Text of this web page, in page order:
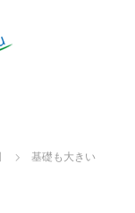
基礎も大きい